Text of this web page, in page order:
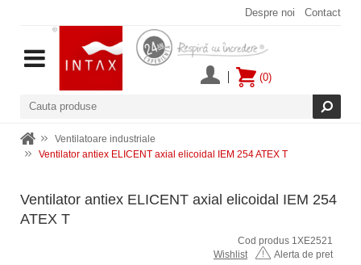
Despre noi Contact
(0)
Ventilatoare industriale
Ventilator antiex ELICENT axial elicoidal IEM 254 ATEX T
Ventilator antiex ELICENT axial elicoidal IEM 254
ATEX T
Cod produs 1XE2521
Wishlist
Alerta de pret